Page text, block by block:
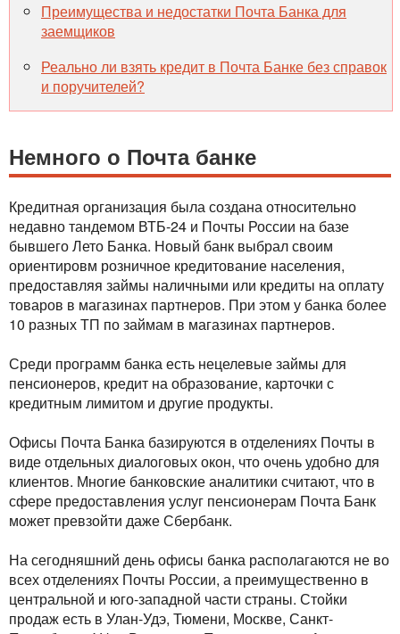
Преимущества и недостатки Почта Банка для
заемщиков
Реально ли взять кредит в Почта Банке без справок
и поручителей?
Немного о Почта банке
Кредитная организация была создана относительно
недавно тандемом ВТБ-24 и Почты России на базе
бывшего Лето Банка. Новый банк выбрал своим
ориентировм розничное кредитование населения,
предоставляя займы наличными или кредиты на оплату
товаров в магазинах партнеров. При этом у банка более
10 разных ТП по займам в магазинах партнеров.
Среди программ банка есть нецелевые займы для
пенсионеров, кредит на образование, карточки с
кредитным лимитом и другие продукты.
Офисы Почта Банка базируются в отделениях Почты в
виде отдельных диалоговых окон, что очень удобно для
клиентов. Многие банковские аналитики считают, что в
сфере предоставления услуг пенсионерам Почта Банк
может превзойти даже Сбербанк.
На сегодняшний день офисы банка располагаются не во
всех отделениях Почты России, а преимущественно в
центральной и юго-западной части страны. Стойки
продаж есть в Улан-Удэ, Тюмени, Москве, Санкт-